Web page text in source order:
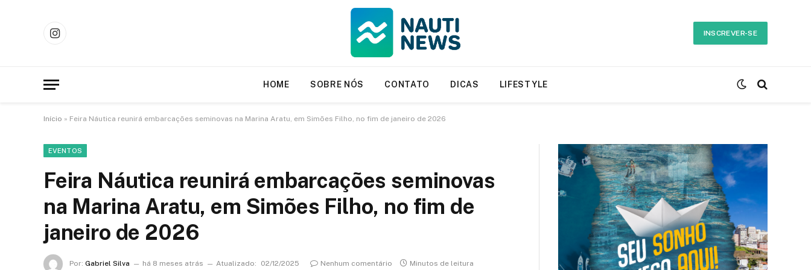
Instagram
INSCREVER-SE
HOME SOBRE NÓS CONTATO DICAS LIFESTYLE
Início » Feira Náutica reunirá embarcações seminovas na Marina Aratu, em Simões Filho, no fim de janeiro de 2026
EVENTOS
Feira Náutica reunirá embarcações seminovas
na Marina Aratu, em Simões Filho, no fim de
janeiro de 2026
Por: Gabriel Silva há 8 meses atrás Atualizado: 02/12/2025 Nenhum comentário Minutos de leitura